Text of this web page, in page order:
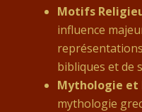
Motifs
influence
bibliques et de
Mythologie et
mythologie